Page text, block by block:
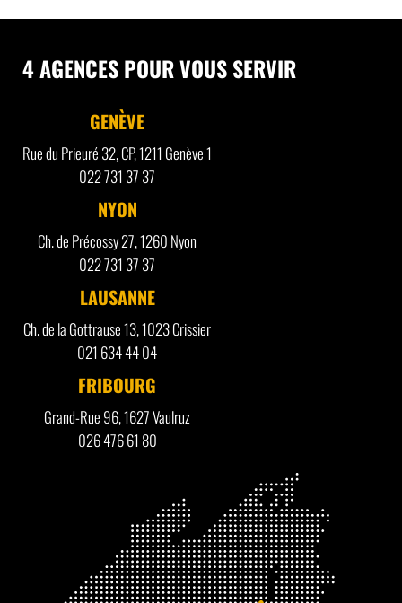
4 AGENCES POUR VOUS SERVIR
GENÈVE
Rue du Prieuré 32, CP, 1211 Genève 1
022 731 37 37
NYON
Ch. de Précossy 27, 1260 Nyon
022 731 37 37
LAUSANNE
Ch. de la Gottrause 13, 1023 Crissier
021 634 44 04
FRIBOURG
Grand-Rue 96, 1627 Vaulruz
026 476 61 80